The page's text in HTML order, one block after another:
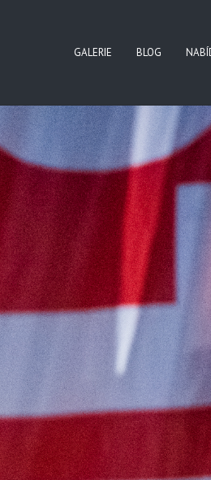
GALERIE BLOG